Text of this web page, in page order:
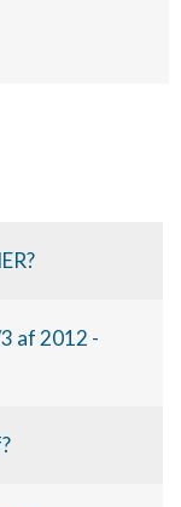
af 2012 -